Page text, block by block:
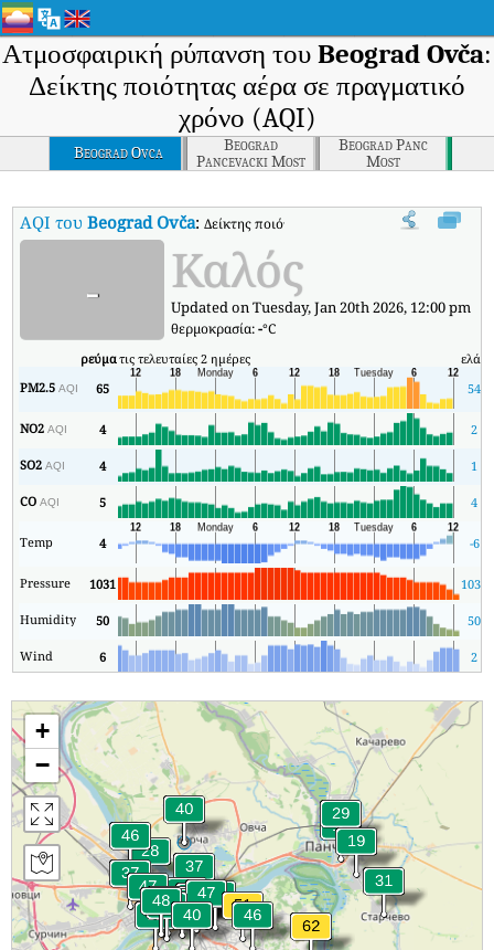
Ατμοσφαιρική ρύπανση του Beograd Ovča:
Δείκτης ποιότητας αέρα σε πραγματικό
χρόνο (AQI)
Beograd Ovca
Beograd
Pancevacki Most
Beograd Panc
Most
AQI τουBeograd Ovča:Δείκτης ποιότητας αέρα σε πραγματικό
- Καλός
Updated on Tuesday, Jan 20th 2026, 12:00 pm
θερμοκρασία:-°C
ρεύματις τελευταίες 2 ημέρες ελάχ
PM2.5AQI 65 54
NO2AQI 4 2
SO2AQI 4 1
COAQI 5 4
Temp 4 -6
Pressure 1031 1031
Humidity 50 50
Wind 6 2
+
−